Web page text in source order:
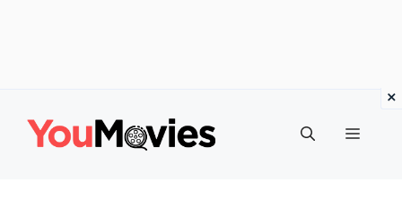
Menu